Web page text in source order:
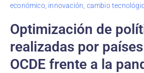
económico, innovación, cambio
Optimización de
realizadas por
OCDE frente a la